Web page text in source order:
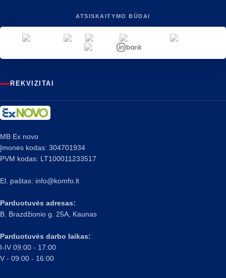
ATSISKAITYMO BŪDAI
REKVIZITAI
MB Ex novo
Įmonės kodas: 304701934
PVM kodas: LT100011233517
El. paštas: info@komfo.lt
Parduotuvės adresas:
B. Brazdžionio g. 25A, Kaunas
Parduotuvės darbo laikas:
I-IV 09:00 - 17:00
V - 09:00 - 16:00